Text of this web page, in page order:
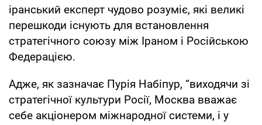
іранський експерт чудово розуміє, які великі
перешкоди існують для встановлення
стратегічного союзу між Іраном і Російською
Федерацією.
Адже, як зазначає Пурія Набіпур, “виходячи зі
стратегічної культури Росії, Москва вважає
себе акціонером міжнародної системи, і у